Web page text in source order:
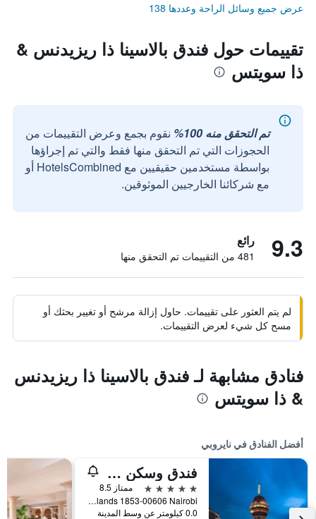
عرض جميع وسائل الراحة وعددها 138
تقييمات حول فندق بالاسينا ذا ريزيدنس &
ذا سويتس
تم التحقق منه 100%
نقوم بجمع وعرض التقييمات من
الحجوزات التي تم التحقق منها فقط والتي تم إجراؤها
بواسطة مستخدمين حقيقيين مع HotelsCombined أو
مع شركائنا الخارجيين الموثوقين.
9.3 رائع
481 من التقييمات تم التحقق منها
لم يتم العثور على تقييمات. حاول إزالة مرشح أو تغيير بحثك أو
مسح كل شيء لعرض التقييمات.
فنادق مشابهة لـ فندق بالاسينا ذا ريزيدنس
& ذا سويتس
أفضل الفنادق في نايروبي
فندق وسكن موفنبيك نيروبي
5 نجوم
ممتاز 8.5
Mkungu Close Westlands 1853-00606 Nairobi, نايروبي, كينيا
0.0 كيلومتر عن وسط المدينة